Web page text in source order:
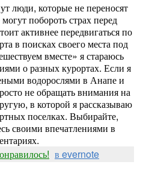
люди, которые не переносят
побороть страх перед
активнее передвигаться по
в поисках своего места под
вместе» я стараюсь
о разных курортах. Если я
водорослями в Анапе и
не обращать внимания на
в которой я рассказываю
поселках. Выбирайте,
своими впечатлениями в
в evernote